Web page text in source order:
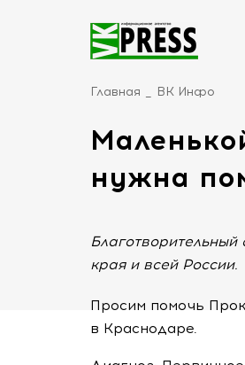
Главная ВК Инфо
нужна
края и всей России.
Просим помочь
в Краснодаре.